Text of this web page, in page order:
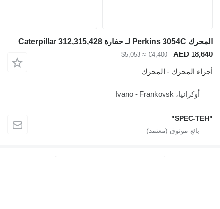
المحرك Perkins 3054C لـ حفارة Caterpillar 312,315,428
AED 18,640
€4,400
≈ $5,053
أجزاء المحرك - المحرك
أوكرانيا، Ivano - Frankovsk
"SPEC-TEH"